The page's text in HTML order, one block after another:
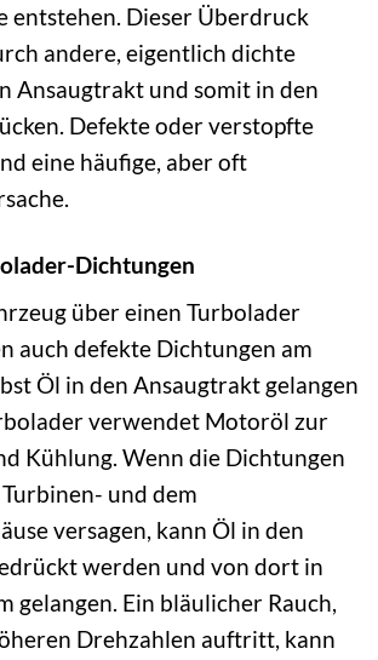
entstehen. Dieser Überdruck
andere, eigentlich dichte
Ansaugtrakt und somit in den
Defekte oder verstopfte
eine häufige, aber oft
Dichtungen
über einen Turbolader
auch defekte Dichtungen am
Öl in den Ansaugtrakt gelangen
verwendet Motoröl zur
Kühlung. Wenn die Dichtungen
und dem
versagen, kann Öl in den
werden und von dort in
gelangen. Ein bläulicher Rauch,
Drehzahlen auftritt, kann